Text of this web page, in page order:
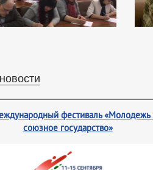
фестиваль «Молодежь
союзное государство»